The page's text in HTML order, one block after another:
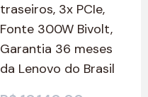
traseiros, 3x PCIe,
Fonte 300W Bivolt,
Garantia 36 meses
da Lenovo do Brasil